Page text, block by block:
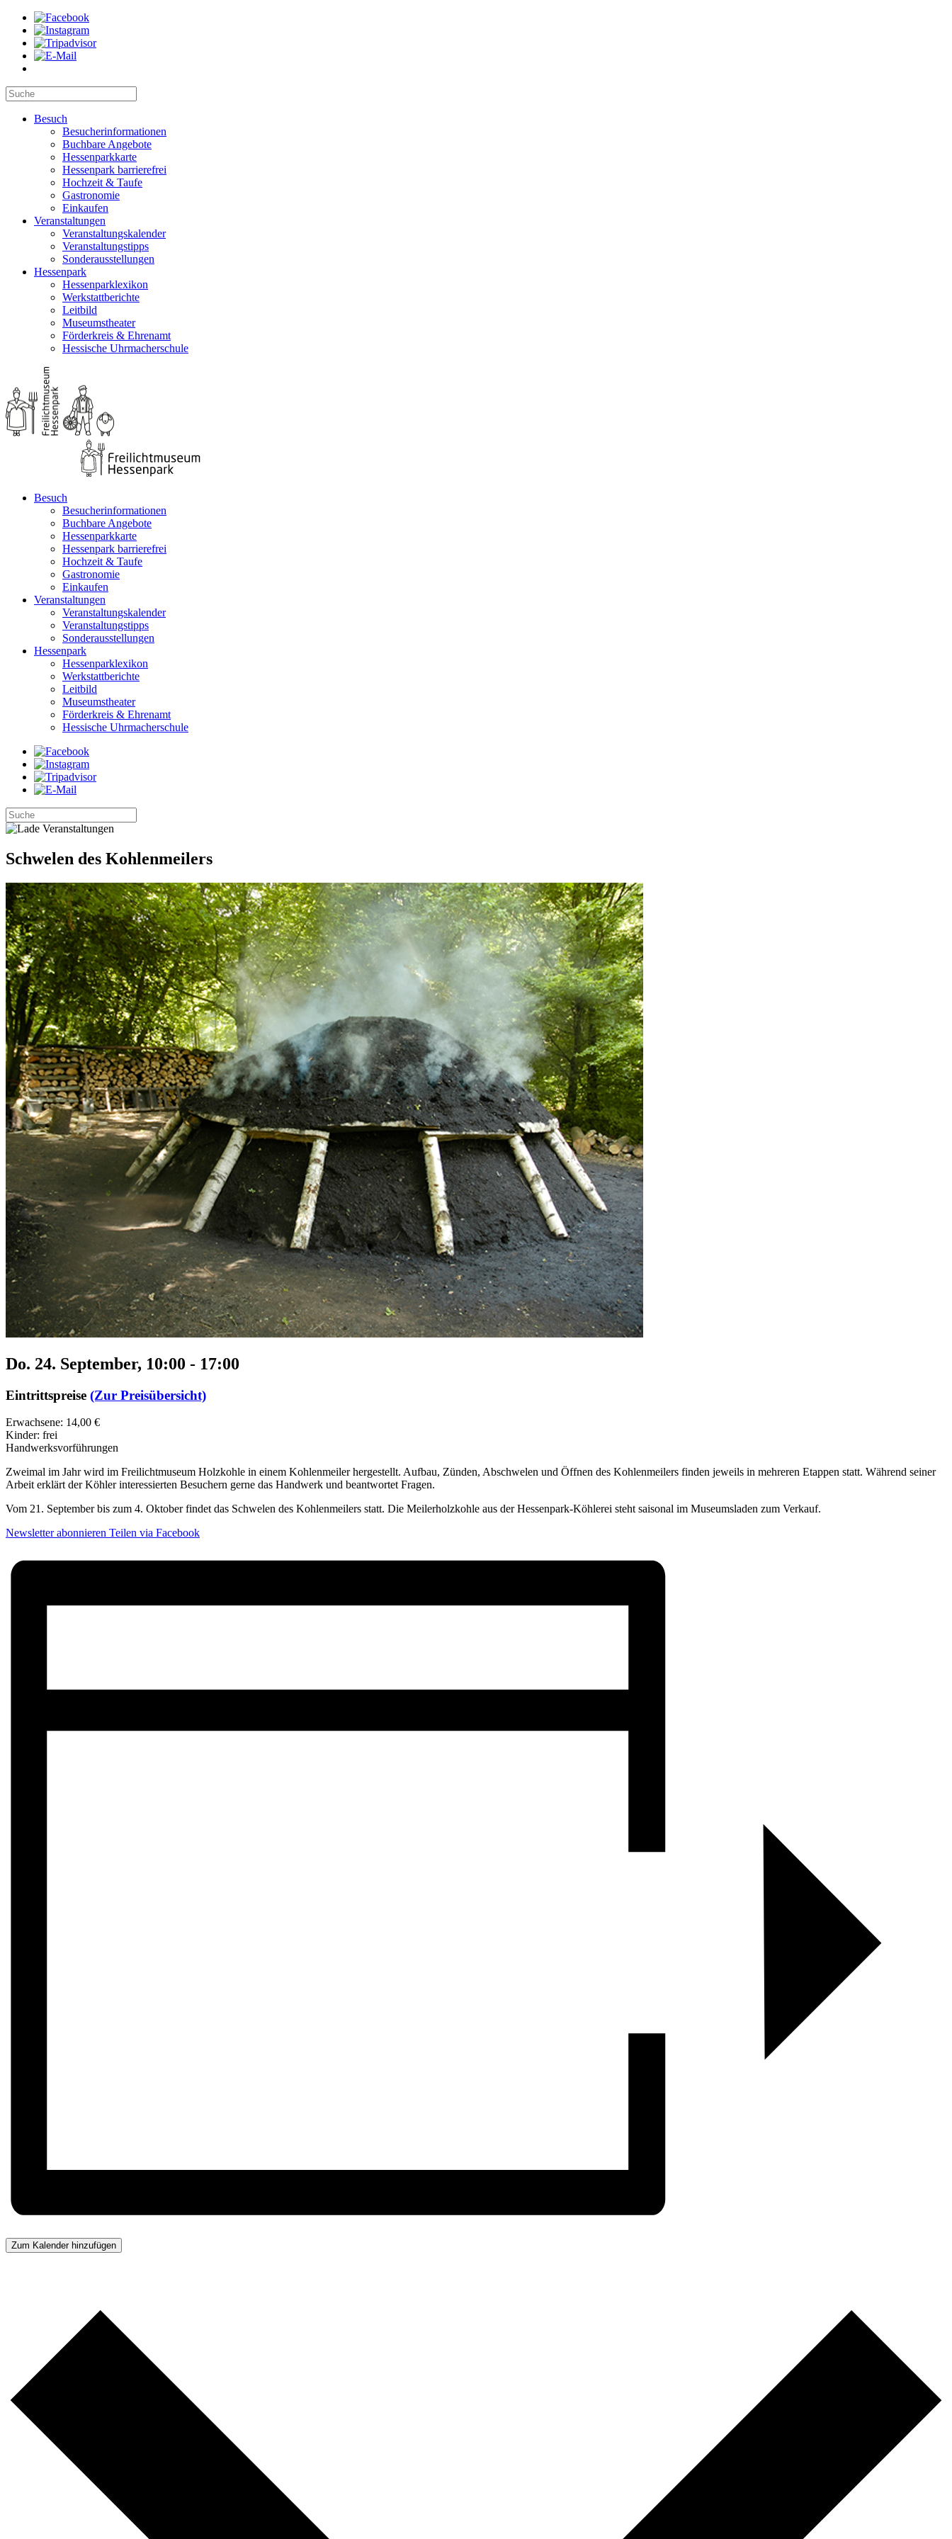
Besuch
Besucherinformationen
Buchbare Angebote
Hessenparkkarte
Hessenpark barrierefrei
Hochzeit & Taufe
Gastronomie
Einkaufen
Veranstaltungen
Veranstaltungskalender
Veranstaltungstipps
Sonderausstellungen
Hessenpark
Hessenparklexikon
Werkstattberichte
Leitbild
Museumstheater
Förderkreis & Ehrenamt
Hessische Uhrmacherschule
Besuch
Besucherinformationen
Buchbare Angebote
Hessenparkkarte
Hessenpark barrierefrei
Hochzeit & Taufe
Gastronomie
Einkaufen
Veranstaltungen
Veranstaltungskalender
Veranstaltungstipps
Sonderausstellungen
Hessenpark
Hessenparklexikon
Werkstattberichte
Leitbild
Museumstheater
Förderkreis & Ehrenamt
Hessische Uhrmacherschule
Schwelen des Kohlenmeilers
Do. 24. September, 10:00 - 17:00
Eintrittspreise (Zur Preisübersicht)
Erwachsene: 14,00 €
Kinder: frei
Handwerksvorführungen
Zweimal im Jahr wird im Freilichtmuseum Holzkohle in einem Kohlenmeiler hergestellt. Aufbau, Zünden, Abschwelen und Öffnen des Kohlenmeilers finden jeweils in mehreren Etappen statt. Während seiner
Arbeit erklärt der Köhler interessierten Besuchern gerne das Handwerk und beantwortet Fragen.
Vom 21. September bis zum 4. Oktober findet das Schwelen des Kohlenmeilers statt. Die Meilerholzkohle aus der Hessenpark-Köhlerei steht saisonal im Museumsladen zum Verkauf.
Newsletter abonnieren Teilen via Facebook
Zum Kalender hinzufügen